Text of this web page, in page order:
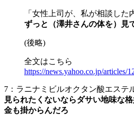
「女性上司が、私が相談し
ずっと（澤井さんの体を）見
(後略)
全文はこちら
https://news.yahoo.co.jp/articles/
7：ラニナミビルオクタン酸エステ
見られたくないならダサい地味な
金も掛からんだろ